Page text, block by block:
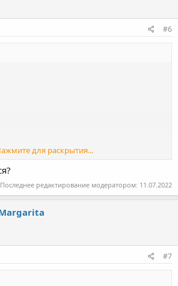
#6
телеграм для связи.
для раскрытия...
Последнее редактирование модератором: 11.07.2022
#7